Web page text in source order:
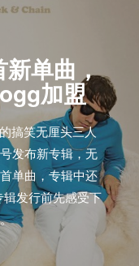
单曲，
加盟
搞笑无厘头三人
发布新专辑，无
单曲，专辑中还
发行前先感受下